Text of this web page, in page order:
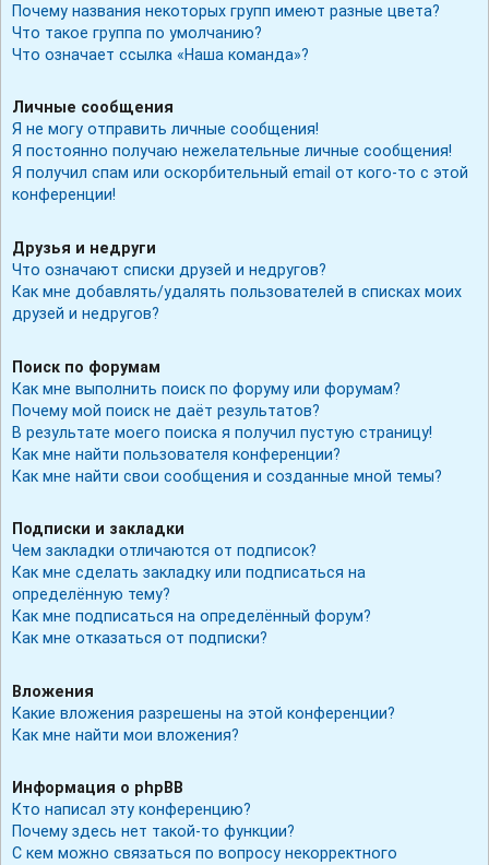
Почему названия некоторых групп имеют разные цвета?
Что такое группа по умолчанию?
Что означает ссылка «Наша команда»?
Личные сообщения
Я не могу отправить личные сообщения!
Я постоянно получаю нежелательные личные сообщения!
Я получил спам или оскорбительный email от кого-то с этой
конференции!
Друзья и недруги
Что означают списки друзей и недругов?
Как мне добавлять/удалять пользователей в списках моих
друзей и недругов?
Поиск по форумам
Как мне выполнить поиск по форуму или форумам?
Почему мой поиск не даёт результатов?
В результате моего поиска я получил пустую страницу!
Как мне найти пользователя конференции?
Как мне найти свои сообщения и созданные мной темы?
Подписки и закладки
Чем закладки отличаются от подписок?
Как мне сделать закладку или подписаться на
определённую тему?
Как мне подписаться на определённый форум?
Как мне отказаться от подписки?
Вложения
Какие вложения разрешены на этой конференции?
Как мне найти мои вложения?
Информация о phpBB
Кто написал эту конференцию?
Почему здесь нет такой-то функции?
С кем можно связаться по вопросу некорректного